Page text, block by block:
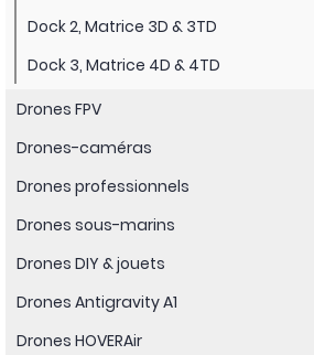
Dock 2, Matrice 3D & 3TD
Dock 3, Matrice 4D & 4TD
Drones FPV
Drones-caméras
Drones professionnels
Drones sous-marins
Drones DIY & jouets
Drones Antigravity A1
Drones HOVERAir